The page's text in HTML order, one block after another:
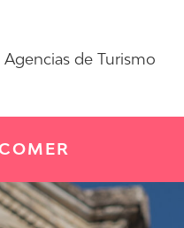
Agencias de Turismo